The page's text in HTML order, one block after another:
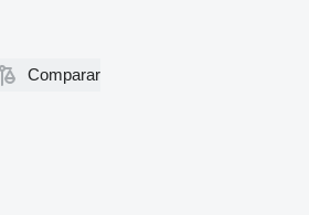
Comparar